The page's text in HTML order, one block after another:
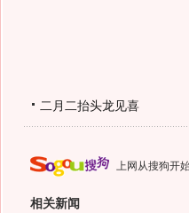
二月二抬头龙见喜
上网从搜狗开
相关新闻